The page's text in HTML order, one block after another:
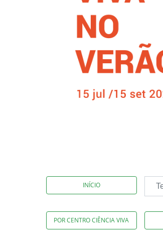
INÍCIO
POR CENTRO CIÊNCIA VIVA